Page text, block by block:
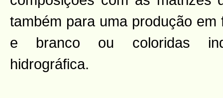
também para uma produção em
e branco ou coloridas
hidrográfica.